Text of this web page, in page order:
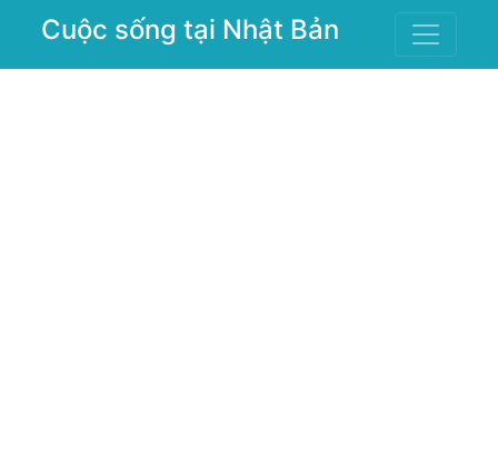
Cuộc sống tại Nhật Bản